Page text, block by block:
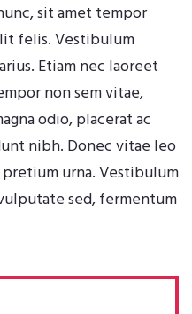
sit amet tempor
felis. Vestibulum
Etiam nec laoreet
non sem vitae,
odio, placerat ac
nibh. Donec vitae leo
urna. Vestibulum
sed, fermentum